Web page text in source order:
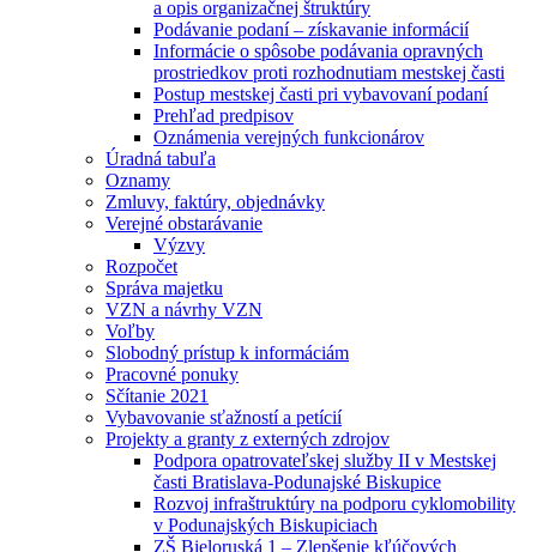
a opis organizačnej štruktúry
Podávanie podaní – získavanie informácií
Informácie o spôsobe podávania opravných
prostriedkov proti rozhodnutiam mestskej časti
Postup mestskej časti pri vybavovaní podaní
Prehľad predpisov
Oznámenia verejných funkcionárov
Úradná tabuľa
Oznamy
Zmluvy, faktúry, objednávky
Verejné obstarávanie
Výzvy
Rozpočet
Správa majetku
VZN a návrhy VZN
Voľby
Slobodný prístup k informáciám
Pracovné ponuky
Sčítanie 2021
Vybavovanie sťažností a petícií
Projekty a granty z externých zdrojov
Podpora opatrovateľskej služby II v Mestskej
časti Bratislava-Podunajské Biskupice
Rozvoj infraštruktúry na podporu cyklomobility
v Podunajských Biskupiciach
ZŠ Bieloruská 1 – Zlepšenie kľúčových